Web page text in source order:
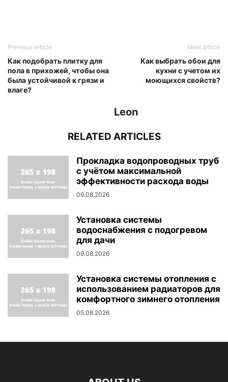
Previous article
Как подобрать плитку для
пола в прихожей, чтобы она
была устойчивой к грязи и
влаге?
Next article
Как выбрать обои для
кухни с учетом их
моющихся свойств?
Leon
RELATED ARTICLES
Прокладка водопроводных труб
с учётом максимальной
эффективности расхода воды
09.08.2026
Установка системы
водоснабжения с подогревом
для дачи
09.08.2026
Установка системы отопления с
использованием радиаторов для
комфортного зимнего отопления
05.08.2026